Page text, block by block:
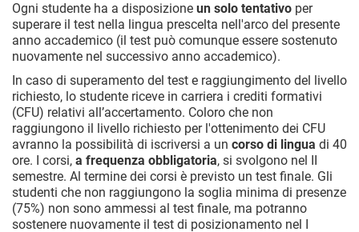
Ogni studente ha a disposizione un solo tentativo per
superare il test nella lingua prescelta nell'arco del presente
anno accademico (il test può comunque essere sostenuto
nuovamente nel successivo anno accademico).
In caso di superamento del test e raggiungimento del livello
richiesto, lo studente riceve in carriera i crediti formativi
(CFU) relativi all’accertamento. Coloro che non
raggiungono il livello richiesto per l'ottenimento dei CFU
avranno la possibilità di iscriversi a un corso di lingua di 40
ore. I corsi, a frequenza obbligatoria, si svolgono nel II
semestre. Al termine dei corsi è previsto un test finale. Gli
studenti che non raggiungono la soglia minima di presenze
(75%) non sono ammessi al test finale, ma potranno
sostenere nuovamente il test di posizionamento nel I